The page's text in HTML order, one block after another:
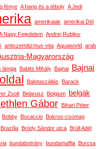
fénye A hang és a téboly A Jedi
amerikaiak amerikai Dél
Nagy Fejedelem Andrej Rubljov
antiszemitizmus-vita Aquaworld arab
Magyarország
lángja Babits Mihály Bajnai Bajnai
Balotaszállás
Barack
Zsolt Belarusz Belgium belgák
Gábor
Bihari Péter
Bobby Bocaccio
Bokros-csomag
Brazília Bródy Sándor utca Brüll Adél
bundabotrány bundamaffia Burcsa